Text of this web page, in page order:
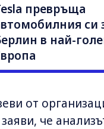
превръща
си
в най-
от
заяви, че